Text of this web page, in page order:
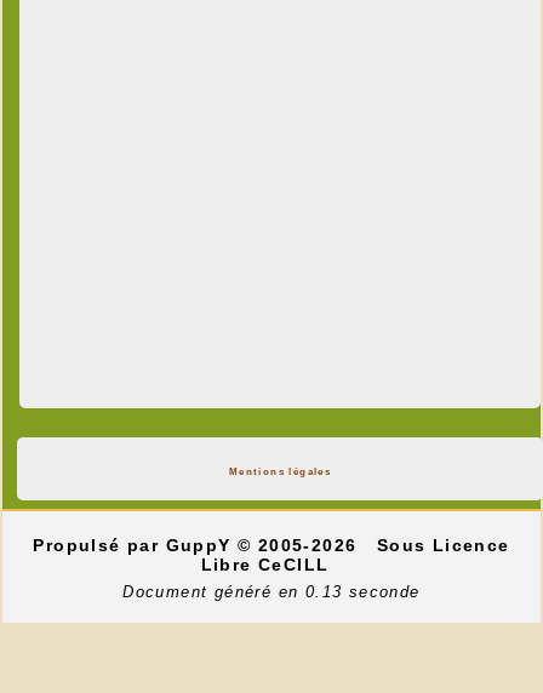
Mentions légales
Propulsé par GuppY© 2005-2026
Sous Licence
Libre CeCILL
Document généré en 0.13 seconde